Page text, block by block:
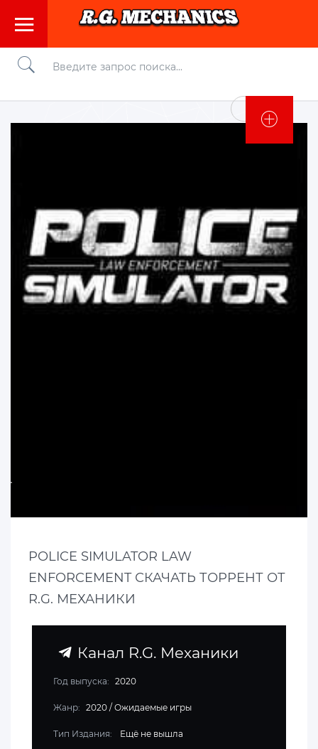
Войти
POLICE SIMULATOR LAW
ENFORCEMENT СКАЧАТЬ ТОРРЕНТ ОТ
R.G. МЕХАНИКИ
Канал R.G. Механики
Год выпуска: 2020
Жанр: 2020 /Ожидаемые игры
Тип Издания: Ещё не вышла